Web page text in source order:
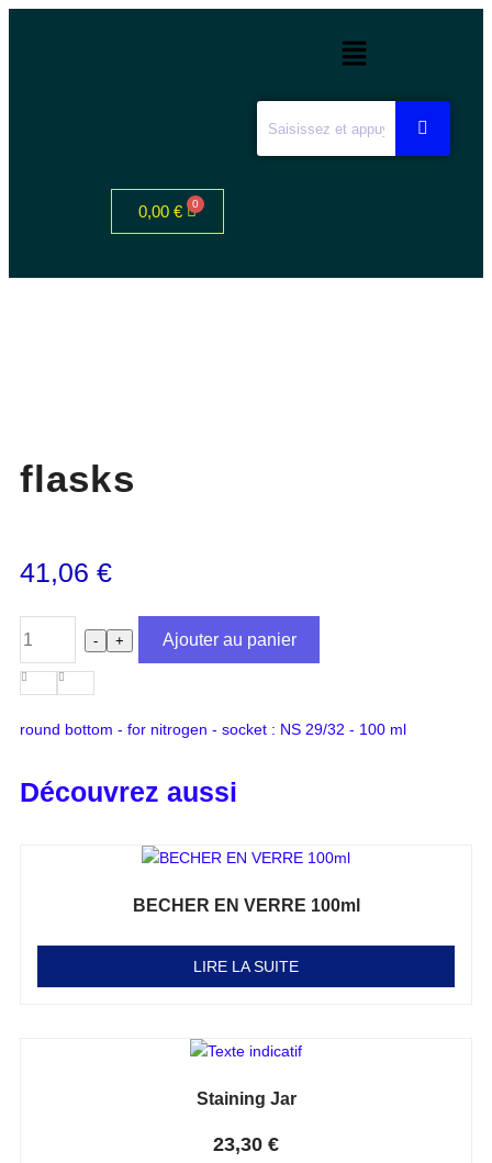
0,00 €
flasks
41,06 €
- + Ajouter au panier
round bottom - for nitrogen - socket : NS 29/32 - 100 ml
Découvrez aussi
BECHER EN VERRE 100ml
LIRE LA SUITE
Staining Jar
23,30 €